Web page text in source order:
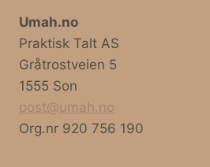
Umah.no
Praktisk Talt AS
Gråtrostveien 5
1555 Son
post@umah.no
Org.nr 920 756 190